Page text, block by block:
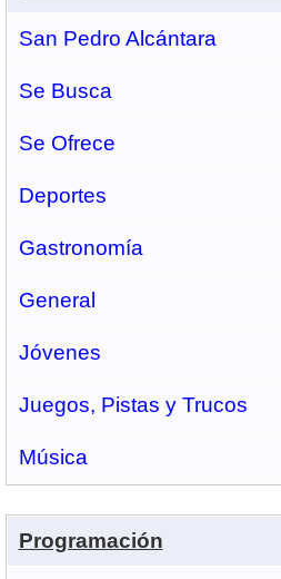
San Pedro Alcántara
Se Busca
Se Ofrece
Deportes
Gastronomí­a
General
Jóvenes
Juegos, Pistas y Trucos
Música
Programación